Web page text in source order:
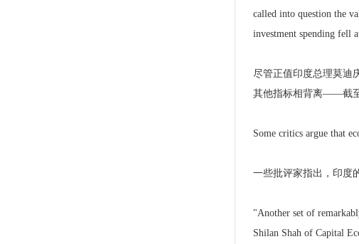
called into question the
investment spending fell
尽管正值印度总理莫迪
其他指标相背离——截至
Some critics argue that
一些批评家指出，印度
"Another set of
Shilan Shah of Capital